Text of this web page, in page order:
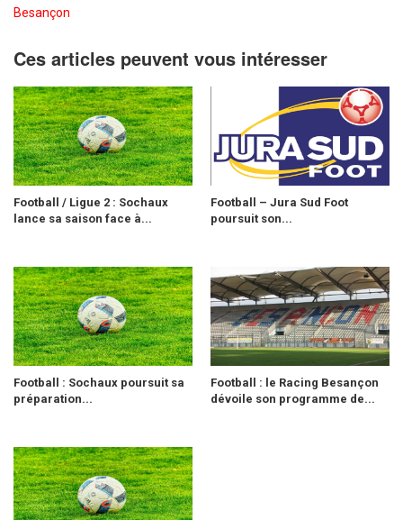
Besançon
Ces articles peuvent vous intéresser
Football / Ligue 2 : Sochaux
lance sa saison face à...
Football – Jura Sud Foot
poursuit son...
Football : Sochaux poursuit sa
préparation...
Football : le Racing Besançon
dévoile son programme de...